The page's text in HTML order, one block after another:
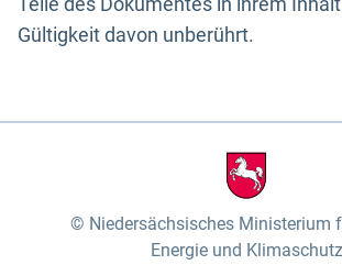
Gültigkeit davon unberührt.
Niedersächsisches Ministerium
Energie und Klimaschutz